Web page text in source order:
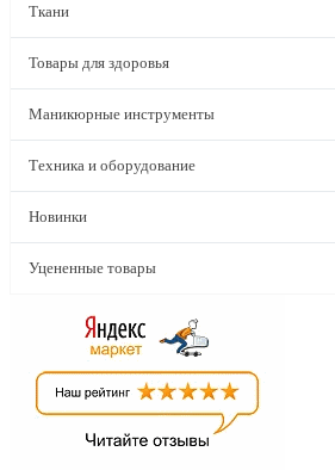
Ткани
Товары для здоровья
Маникюрные инструменты
Техника и оборудование
Новинки
Уцененные товары